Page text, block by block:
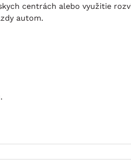
centrách alebo využitie
autom.